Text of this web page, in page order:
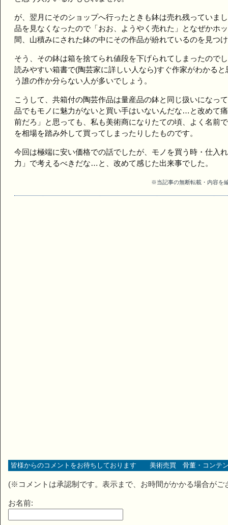
が、翌月にそのショップへ行ったときも鉢は売れ残っていま
品を見なくなったので「おお、ようやく売れた」となぜかホ
間、山積みにされた鉢の中にその作品が紛れているのを見つ
そう、その鉢は箱を捨てられ値段を下げられてしまったの
読みやすい箱書で(陶芸家に詳しい人なら)すぐ作家がわかる
う誰の作か分らない人が多いでしょう。
こうして、共箱付の陶芸作品は量産品の鉢と同じ扱いになっ
品でもモノに魅力がないと買い手はいないんだな…と改めて
前だろ」と思っても、私も美術商になりたての頃、よく名前
を相場を踏み外して買ってしまったりしたものです。
今回は極端に安い価格での話でしたが、モノを買う時・仕入
力」で考えるべきだな…と、改めて感じた出来事でした。
※当記事の無断転載・内容を
皆様からのコメントをお待ちしております 美術売買 骨董・コンテ
(※コメントは承認制です。表示まで、お時間がかかる場合がご
お名前: